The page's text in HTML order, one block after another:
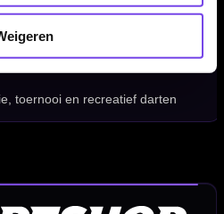
toernooi en recreatief darten